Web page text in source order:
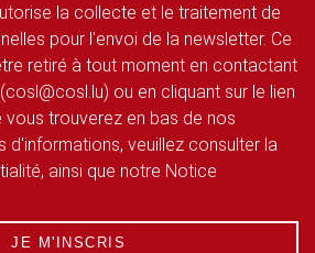
la collecte et le traitement de
pour l'envoi de la newsletter. Ce
retiré à tout moment en contactant
ou en cliquant sur le lien
vous trouverez en bas de nos
d'informations, veuillez consulter la
ainsi que notre Notice
JE M'INSCRIS